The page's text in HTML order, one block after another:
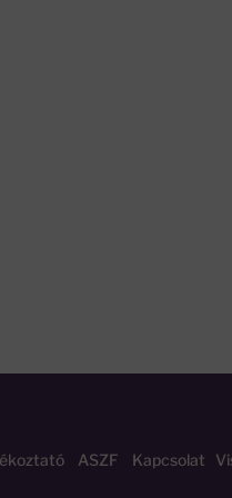
ASZF Kapcsolat